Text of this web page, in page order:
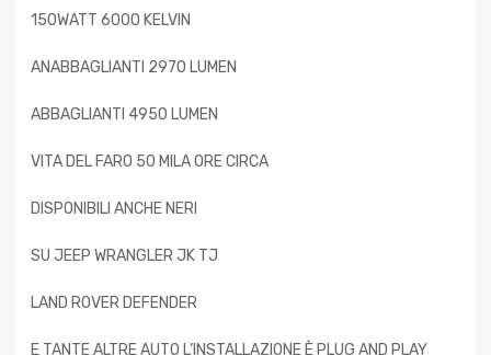
150WATT 6000 KELVIN
ANABBAGLIANTI 2970 LUMEN
ABBAGLIANTI 4950 LUMEN
VITA DEL FARO 50 MILA ORE CIRCA
DISPONIBILI ANCHE NERI
SU JEEP WRANGLER JK TJ
LAND ROVER DEFENDER
E TANTE ALTRE AUTO L’INSTALLAZIONE È PLUG AND PLAY